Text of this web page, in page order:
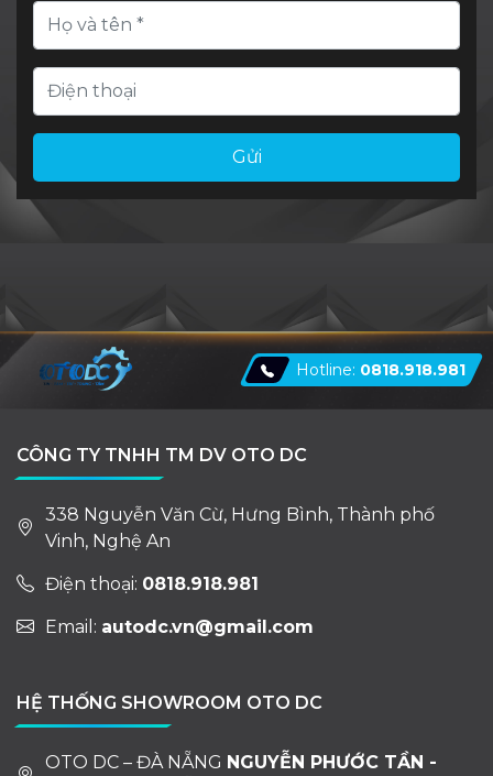
Gửi
Hotline: 0818.918.981
CÔNG TY TNHH TM DV OTO DC
338 Nguyễn Văn Cừ, Hưng Bình, Thành phố
Vinh, Nghệ An
Điện thoại: 0818.918.981
Email: autodc.vn@gmail.com
HỆ THỐNG SHOWROOM OTO DC
OTO DC – ĐÀ NẴNG NGUYỄN PHƯỚC TẦN -